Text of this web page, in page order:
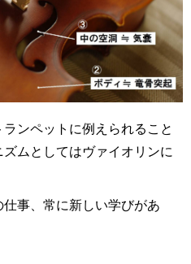
ンペットに例えられること
ムとしてはヴァイオリンに
事、常に新しい学びがあ